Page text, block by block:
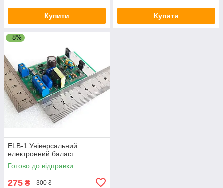
Купити Купити
–8%
ELB-1 Універсальний
електронний баласт
Готово до відправки
275 ₴ 300 ₴